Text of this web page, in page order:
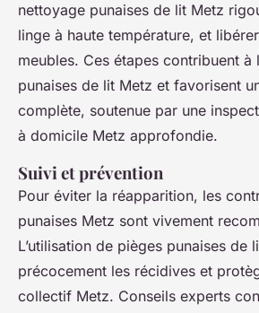
nettoyage punaises de lit Metz
linge à haute température, et
meubles. Ces étapes contribuent à
punaises de lit Metz et favorisent
complète, soutenue par une
à domicile Metz approfondie.
Suivi et prévention
Pour éviter la réapparition, les
punaises Metz sont vivement
L’utilisation de pièges punaises de
précocement les récidives et
collectif Metz. Conseils experts